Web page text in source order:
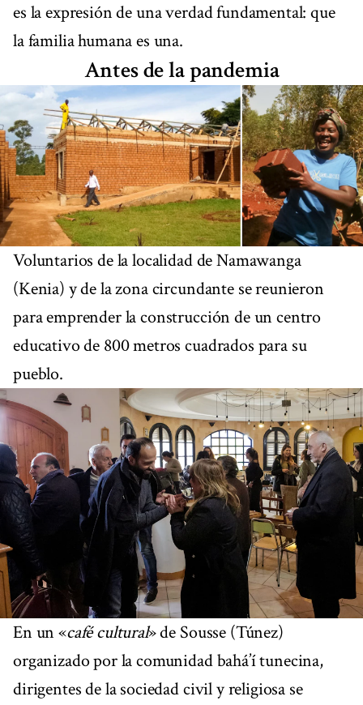
es la expresión de una verdad fundamental: que
la familia humana es una.
Antes de la pandemia
Voluntarios de la localidad de Namawanga
(Kenia) y de la zona circundante se reunieron
para emprender la construcción de un centro
educativo de 800 metros cuadrados para su
pueblo.
En un «café cultural» de Sousse (Túnez)
organizado por la comunidad bahá’í tunecina,
dirigentes de la sociedad civil y religiosa se